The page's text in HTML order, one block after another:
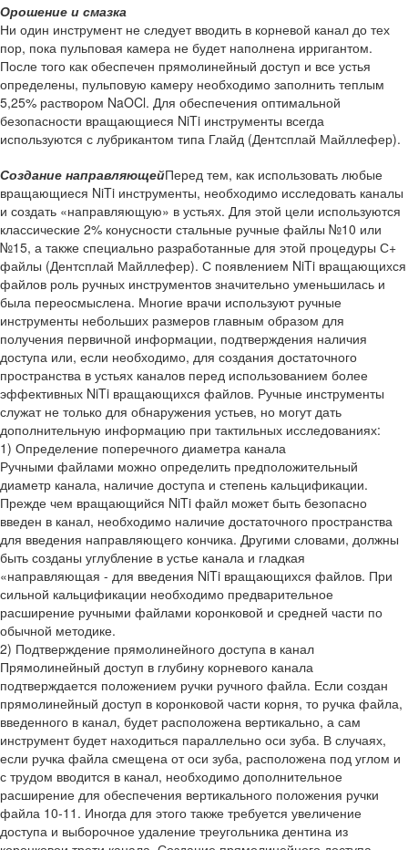
Орошение и смазка
Ни один инструмент не следует вводить в корневой канал до тех
пор, пока пульповая камера не будет наполнена ирригантом.
После того как обеспечен прямолинейный доступ и все устья
определены, пульповую камеру необходимо заполнить теплым
5,25% раствором NaOCl. Для обеспечения оптимальной
безопасности вращающиеся NiTi инструменты всегда
используются с лубрикантом типа Глайд (Дентсплай Майллефер).
Создание направляющейПеред тем, как использовать любые
вращающиеся NiTi инструменты, необходимо исследовать каналы
и создать «направляющую» в устьях. Для этой цели используются
классические 2% конусности стальные ручные файлы №10 или
№15, а также специально разработанные для этой процедуры С+
файлы (Дентсплай Майллефер). С появлением NiTi вращающихся
файлов роль ручных инструментов значительно уменьшилась и
была переосмыслена. Многие врачи используют ручные
инструменты небольших размеров главным образом для
получения первичной информации, подтверждения наличия
доступа или, если необходимо, для создания достаточного
пространства в устьях каналов перед использованием более
эффективных NiTi вращающихся файлов. Ручные инструменты
служат не только для обнаружения устьев, но могут дать
дополнительную информацию при тактильных исследованиях:
1) Определение поперечного диаметра канала
Ручными файлами можно определить предположительный
диаметр канала, наличие доступа и степень кальцификации.
Прежде чем вращающийся NiTi файл может быть безопасно
введен в канал, необходимо наличие достаточного пространства
для введения направляющего кончика. Другими словами, должны
быть созданы углубление в устье канала и гладкая
«направляющая - для введения NiTi вращающихся файлов. При
сильной кальцификации необходимо предварительное
расширение ручными файлами коронковой и средней части по
обычной методике.
2) Подтверждение прямолинейного доступа в канал
Прямолинейный доступ в глубину корневого канала
подтверждается положением ручки ручного файла. Если создан
прямолинейный доступ в коронковой части корня, то ручка файла,
введенного в канал, будет расположена вертикально, а сам
инструмент будет находиться параллельно оси зуба. В случаях,
если ручка файла смещена от оси зуба, расположена под углом и
с трудом вводится в канал, необходимо дополнительное
расширение для обеспечения вертикального положения ручки
файла 10-11. Иногда для этого также требуется увеличение
доступа и выборочное удаление треугольника дентина из